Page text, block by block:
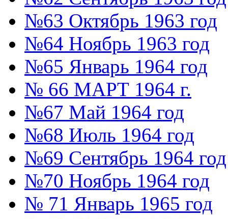
№63 Октябрь 1963 год
№64 Ноябрь 1963 год
№65 Январь 1964 год
№ 66 МАРТ 1964 г.
№67 Май 1964 год
№68 Июль 1964 год
№69 Сентябрь 1964 год
№70 Ноябрь 1964 год
№ 71 Январь 1965 год